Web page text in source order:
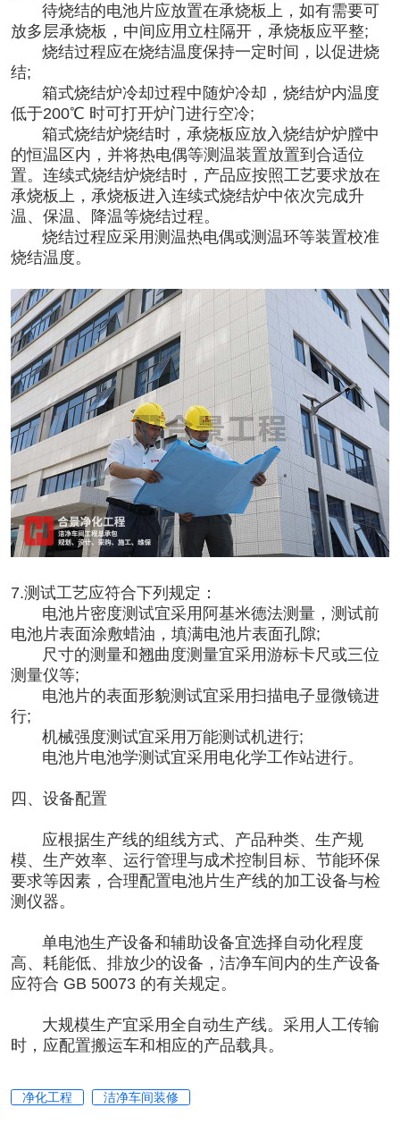
待烧结的电池片应放置在承烧板上，如有需要可
放多层承烧板，中间应用立柱隔开，承烧板应平整;
烧结过程应在烧结温度保持一定时间，以促进烧
结;
箱式烧结炉冷却过程中随炉冷却，烧结炉内温度
低于200℃ 时可打开炉门进行空冷;
箱式烧结炉烧结时，承烧板应放入烧结炉炉膛中
的恒温区内，并将热电偶等测温装置放置到合适位
置。连续式烧结炉烧结时，产品应按照工艺要求放在
承烧板上，承烧板进入连续式烧结炉中依次完成升
温、保温、降温等烧结过程。
烧结过程应采用测温热电偶或测温环等装置校准
烧结温度。
7.测试工艺应符合下列规定：
电池片密度测试宜采用阿基米德法测量，测试前
电池片表面涂敷蜡油，填满电池片表面孔隙;
尺寸的测量和翘曲度测量宜采用游标卡尺或三位
测量仪等;
电池片的表面形貌测试宜采用扫描电子显微镜进
行;
机械强度测试宜采用万能测试机进行;
电池片电池学测试宜采用电化学工作站进行。
四、设备配置
应根据生产线的组线方式、产品种类、生产规
模、生产效率、运行管理与成术控制目标、节能环保
要求等因素，合理配置电池片生产线的加工设备与检
测仪器。
单电池生产设备和辅助设备宜选择自动化程度
高、耗能低、排放少的设备， 洁净车间 内的生产设备
应符合 GB 50073 的有关规定。
大规模生产宜采用全自动生产线。采用人工传输
时，应配置搬运车和相应的产品载具。
净化工程 洁净车间装修